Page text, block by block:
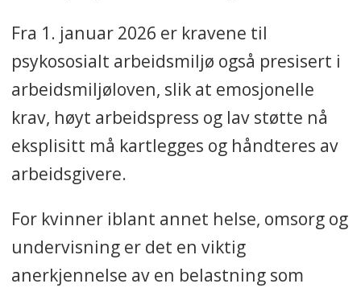
Fra 1. januar 2026 er kravene til
psykososialt arbeidsmiljø også presisert i
arbeidsmiljøloven, slik at emosjonelle
krav, høyt arbeidspress og lav støtte nå
eksplisitt må kartlegges og håndteres av
arbeidsgivere.
For kvinner iblant annet helse, omsorg og
undervisning er det en viktig
anerkjennelse av en belastning som